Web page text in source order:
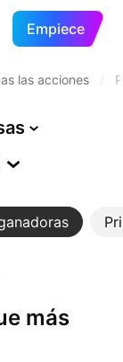
Empiece
las acciones